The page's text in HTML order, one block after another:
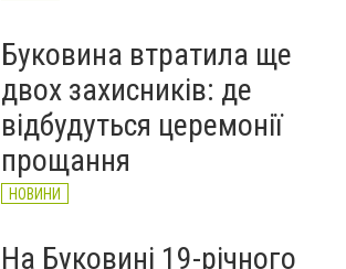
Буковина втратила ще
двох захисників: де
відбудуться церемонії
прощання
НОВИНИ
На Буковині 19-річного